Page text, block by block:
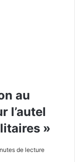
au
l’autel
»
de lecture